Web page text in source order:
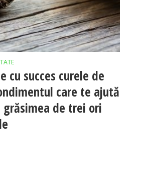
cu succes curele de
care te ajută
de trei ori